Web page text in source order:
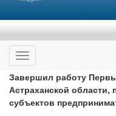
Завершил работу
Астраханской
субъектов